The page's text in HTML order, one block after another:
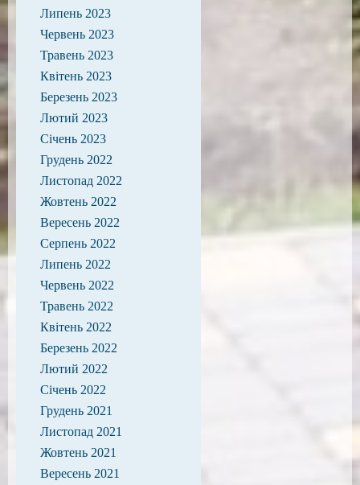
Липень 2023
Червень 2023
Травень 2023
Квітень 2023
Березень 2023
Лютий 2023
Січень 2023
Грудень 2022
Листопад 2022
Жовтень 2022
Вересень 2022
Серпень 2022
Липень 2022
Червень 2022
Травень 2022
Квітень 2022
Березень 2022
Лютий 2022
Січень 2022
Грудень 2021
Листопад 2021
Жовтень 2021
Вересень 2021